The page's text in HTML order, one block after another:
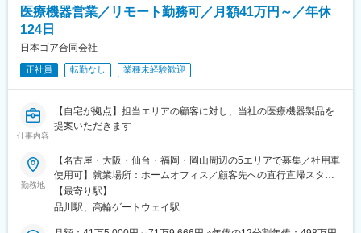
変更の範囲：会社の定める業務
異なるエリア同士でも連携するなどチームワークのある社風で、
のが特徴です。グローバル・日本法人ともにボトムアップの文化
いるため、自信をもった営業活動が可能です。
整形外科等のドクターに対し、ご自宅からの直行直帰でスパイン
機器の営業活動を行います。営業のスタイルは深耕営業で、医師
ます。
（1）製品PR活動
（2）製品に関連する情報提供（手術手技、臨床データ、医学情報
等）
医療機器営業／リモート勤務可／月額41万円～／年休
124日
日本ゴア合同会社
正社員 転勤なし 業種未経験歓迎
仕事内容
【自宅が拠点】担当エリアの顧客に対し、当社の医療機器製品を
提案いただきます
勤務地
【名古屋・大阪・仙台・福岡・岡山周辺の5エリアで募集／社用車
使用可】就業場所：ホームオフィス／顧客先への直行直帰スタイ
ル(1)名古屋エリア愛知県、岐阜県、福井県、三重県(2)大阪エリア
滋賀県、京都府、大阪府、兵庫県、奈良県、和歌山県(3)仙台エリ
【最寄り駅】
品川駅、高輪ゲートウェイ駅